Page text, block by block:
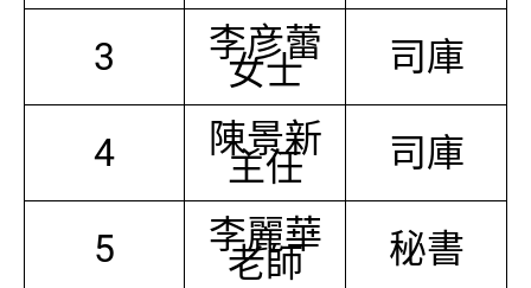
3 李彦蕾
女士 司庫
4 陳景新
主任 司庫
5 李麗華
老師 秘書